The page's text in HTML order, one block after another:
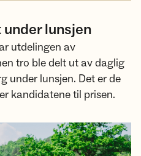
lunsjen
utdelingen av
tro ble delt ut av daglig
under lunsjen. Det er de
kandidatene til prisen.